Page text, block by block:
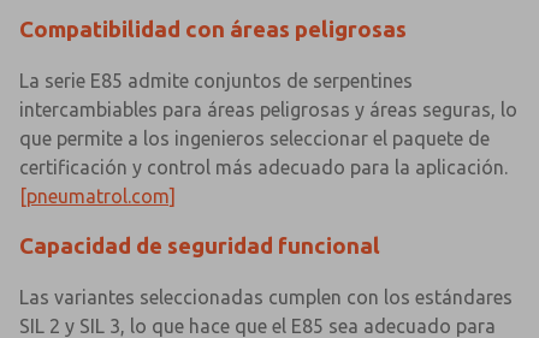
Compatibilidad con áreas peligrosas
La serie E85 admite conjuntos de serpentines
intercambiables para áreas peligrosas y áreas seguras, lo
que permite a los ingenieros seleccionar el paquete de
certificación y control más adecuado para la aplicación.
[pneumatrol.com]
Capacidad de seguridad funcional
Las variantes seleccionadas cumplen con los estándares
SIL 2 y SIL 3, lo que hace que el E85 sea adecuado para